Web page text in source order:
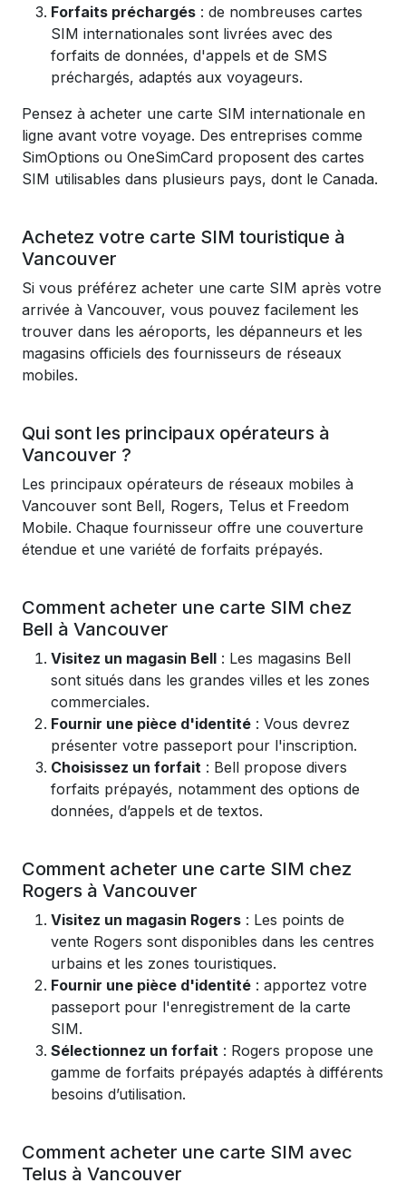
Forfaits préchargés : de nombreuses cartes
SIM internationales sont livrées avec des
forfaits de données, d'appels et de SMS
préchargés, adaptés aux voyageurs.
Pensez à acheter une carte SIM internationale en
ligne avant votre voyage. Des entreprises comme
SimOptions ou OneSimCard proposent des cartes
SIM utilisables dans plusieurs pays, dont le Canada.
Achetez votre carte SIM touristique à
Vancouver
Si vous préférez acheter une carte SIM après votre
arrivée à Vancouver, vous pouvez facilement les
trouver dans les aéroports, les dépanneurs et les
magasins officiels des fournisseurs de réseaux
mobiles.
Qui sont les principaux opérateurs à
Vancouver ?
Les principaux opérateurs de réseaux mobiles à
Vancouver sont Bell, Rogers, Telus et Freedom
Mobile. Chaque fournisseur offre une couverture
étendue et une variété de forfaits prépayés.
Comment acheter une carte SIM chez
Bell à Vancouver
Visitez un magasin Bell : Les magasins Bell
sont situés dans les grandes villes et les zones
commerciales.
Fournir une pièce d'identité : Vous devrez
présenter votre passeport pour l'inscription.
Choisissez un forfait : Bell propose divers
forfaits prépayés, notamment des options de
données, d’appels et de textos.
Comment acheter une carte SIM chez
Rogers à Vancouver
Visitez un magasin Rogers : Les points de
vente Rogers sont disponibles dans les centres
urbains et les zones touristiques.
Fournir une pièce d'identité : apportez votre
passeport pour l'enregistrement de la carte
SIM.
Sélectionnez un forfait : Rogers propose une
gamme de forfaits prépayés adaptés à différents
besoins d’utilisation.
Comment acheter une carte SIM avec
Telus à Vancouver